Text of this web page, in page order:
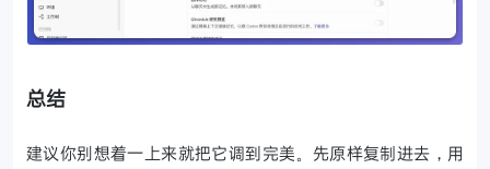
总结
建议你别想着一上来就把它调到完美。先原样复制进去，用